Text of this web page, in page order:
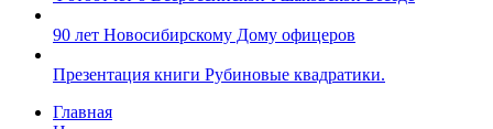
90 лет Новосибирскому Дому офицеров
Презентация книги Рубиновые квадратики.
Главная